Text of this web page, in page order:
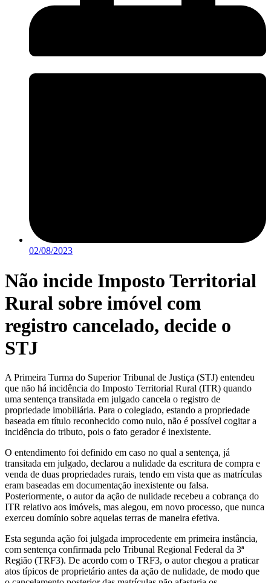
02/08/2023
Não incide Imposto Territorial
Rural sobre imóvel com
registro cancelado, decide o
STJ
A Primeira Turma do Superior Tribunal de Justiça (STJ) entendeu
que não há incidência do Imposto Territorial Rural (ITR) quando
uma sentença transitada em julgado cancela o registro de
propriedade imobiliária. Para o colegiado, estando a propriedade
baseada em título reconhecido como nulo, não é possível cogitar a
incidência do tributo, pois o fato gerador é inexistente.
O entendimento foi definido em caso no qual a sentença, já
transitada em julgado, declarou a nulidade da escritura de compra e
venda de duas propriedades rurais, tendo em vista que as matrículas
eram baseadas em documentação inexistente ou falsa.
Posteriormente, o autor da ação de nulidade recebeu a cobrança do
ITR relativo aos imóveis, mas alegou, em novo processo, que nunca
exerceu domínio sobre aquelas terras de maneira efetiva.
Esta segunda ação foi julgada improcedente em primeira instância,
com sentença confirmada pelo Tribunal Regional Federal da 3ª
Região (TRF3). De acordo com o TRF3, o autor chegou a praticar
atos típicos de proprietário antes da ação de nulidade, de modo que